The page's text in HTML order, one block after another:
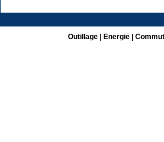
Outillage| Energie|